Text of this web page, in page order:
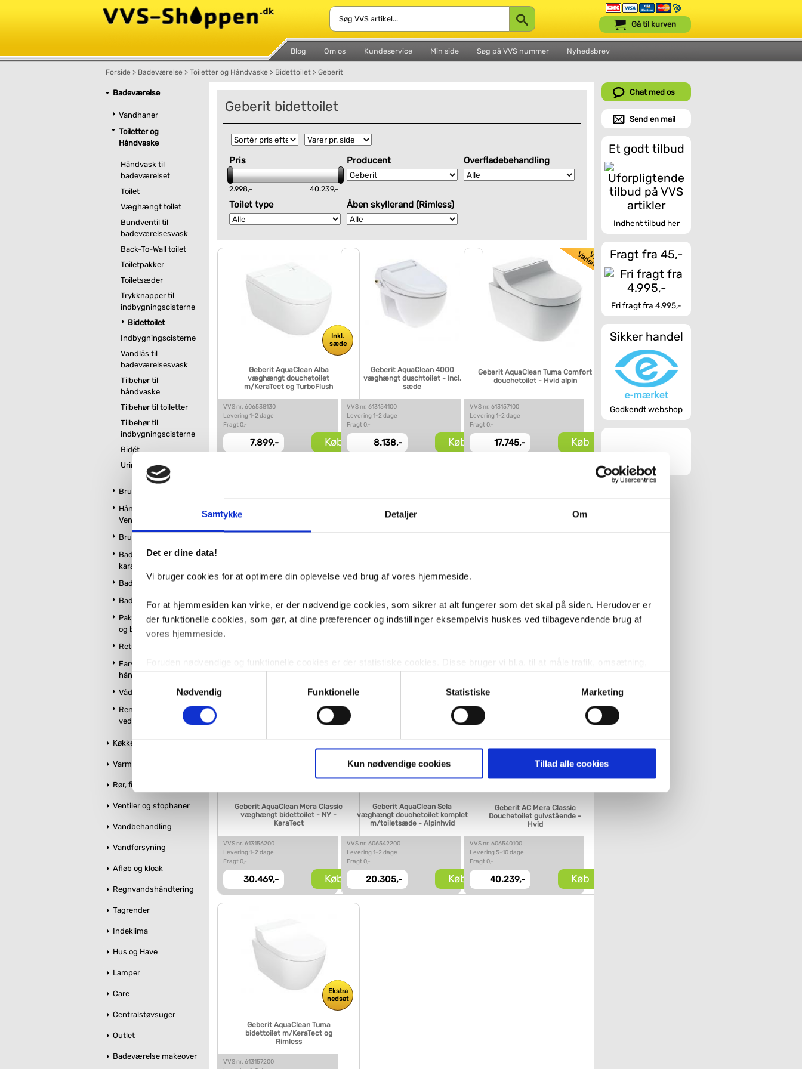
Samtykke Detaljer Om
Det er dine data!
Vi bruger cookies for at optimere din oplevelse ved brug af vores hjemmeside.
For at hjemmesiden kan virke, er der nødvendige cookies, som sikrer at alt fungerer som det skal på siden. Herudover er
der funktionelle cookies, som gør, at dine præferencer og indstillinger eksempelvis huskes ved tilbagevendende brug af
vores hjemmeside.
med henblik på annonceindhold, som giver mening for den enkelte af vores kunder.
VVS-Shoppen.dk bruger både egne cookies og tredjeparts cookies. Ved at klikke 'Vis detaljer' nedenfor kan du se hvilke
Hvis du accepterer alle cookies, så giver du samtykke til de ovenfor nævnte formål med de pågældende cookies. Du har
imidlertid også mulighed for at vælge bestemte cookie-typer til og fra nedenfor. Til enhver tid er det ligeledes muligt, at
ændre i dit samtykke, hvis du måtte ønske det.
Du kan se mere om, hvordan vi behandler dine personoplysninger, ved at klikke her.
Nødvendig
Funktionelle Statistiske Marketing
Kun nødvendige cookies Tillad alle cookies
Blog Om os Kundeservice Min side Søg på VVS nummer Nyhedsbrev
Gå til kurven
Forside > Badeværelse > Toiletter og Håndvaske > Bidettoilet > Geberit
Badeværelse
Vandhaner
Toiletter og
Håndvaske
Håndvask til
badeværelset
Toilet
Væghængt toilet
Bundventil til
badeværelsesvask
Back-To-Wall toilet
Toiletpakker
Toiletsæder
Trykknapper til
indbygningscisterne
Bidettoilet
Indbygningscisterne
Vandlås til
badeværelsesvask
Tilbehør til
håndvaske
Tilbehør til toiletter
Tilbehør til
indbygningscisterne
Bidét
Urinaler
Brus
Håndklædetørrer og
Ventilatorer
Brusekabiner
Badekar og
kararmatur
Badeværelsesmøbler
Badeværelsestilbehør
Pakker m. vandhane
og brus
Retro badeværelse
Farvet toilet &
håndvask
Vådrumslamper
Rengøring og
vedligeholdelse
Køkken
Varme og styring
Rør, fittings og tilbehør
Ventiler og stophaner
Vandbehandling
Vandforsyning
Afløb og kloak
Regnvandshåndtering
Tagrender
Indeklima
Hus og Have
Lamper
Care
Centralstøvsuger
Outlet
Badeværelse makeover
Geberit bidettoilet
Pris
2.998,- 40.239,-
Producent Overfladebehandling
Toilet type Åben skyllerand (Rimless)
Inkl.
sæde
Geberit AquaClean Alba
væghængt douchetoilet
m/KeraTect og TurboFlush
VVS nr. 606538130
Levering 1-2 dage
Fragt 0,-
7.899,- Køb
Geberit AquaClean 4000
væghængt duschtoilet - Incl.
sæde
VVS nr. 613154100
Levering 1-2 dage
Fragt 0,-
8.138,- Køb
Geberit AquaClean Tuma Comfort
douchetoilet - Hvid alpin
VVS nr. 613157100
Levering 1-2 dage
Fragt 0,-
17.745,- Køb
m/toiletsæde - Alpinhvid
VVS nr. 606542100
Levering 1-2 dage
21.172,-
VVS nr. 613156100
29.391,-
m/Turboflush og KeraTect
VVS nr. 613155200
33.999,- Køb
Geberit AquaClean Mera Classic
væghængt bidettoilet - NY -
KeraTect
VVS nr. 613156200
Levering 1-2 dage
Fragt 0,-
30.469,- Køb
Geberit AquaClean Sela
væghængt douchetoilet komplet
m/toiletsæde - Alpinhvid
VVS nr. 606542200
Levering 1-2 dage
Fragt 0,-
20.305,- Køb
Geberit AC Mera Classic
Douchetoilet gulvstående -
Hvid
VVS nr. 606540100
Levering 5-10 dage
Fragt 0,-
40.239,- Køb
Ekstra
nedsat
Geberit AquaClean Tuma
bidettoilet m/KeraTect og
Rimless
VVS nr. 613157200
Chat med os
Send en mail
Et godt tilbud
Indhent tilbud her
Fragt fra 45,-
Fri fragt fra 4.995,-
Sikker handel
Godkendt webshop